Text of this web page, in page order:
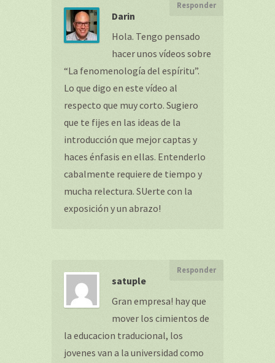
Darin
Responder
Hola. Tengo pensado
hacer unos vídeos sobre
“La fenomenología del espíritu”.
Lo que digo en este vídeo al
respecto que muy corto. Sugiero
que te fijes en las ideas de la
introducción que mejor captas y
haces énfasis en ellas. Entenderlo
cabalmente requiere de tiempo y
mucha relectura. SUerte con la
exposición y un abrazo!
satuple
Responder
Gran empresa! hay que
mover los cimientos de
la educacion traducional, los
jovenes van a la universidad como